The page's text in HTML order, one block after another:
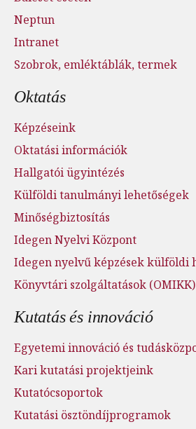
Neptun
Intranet
Szobrok, emléktáblák, termek
Oktatás
Képzéseink
Oktatási információk
Hallgatói ügyintézés
Külföldi tanulmányi lehetőségek
Minőségbiztosítás
Idegen Nyelvi Központ
Idegen nyelvű képzések külföldi
Könyvtári szolgáltatások (OMIKK)
Kutatás és innováció
Egyetemi innováció és
Kari kutatási projektjeink
Kutatócsoportok
Kutatási ösztöndíjprogramok